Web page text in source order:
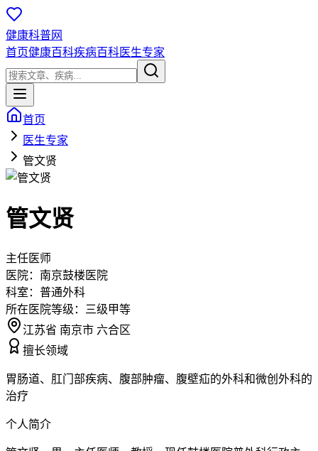
健康科普网
首页健康百科疾病百科医生专家
首页
医生专家
管文贤
管文贤
主任医师
医院： 南京鼓楼医院
科室： 普通外科
所在医院等级：
三级甲等
江苏省 南京市 六合区
擅长领域
胃肠道、肛门部疾病、腹部肿瘤、腹壁疝的外科和微创外科的
治疗
个人简介